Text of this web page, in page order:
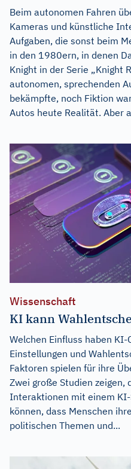
Beim autonomen Fahren
Kameras und künstliche
Aufgaben, die sonst beim
in den 1980ern, in denen
Knight in der Serie „Knight
autonomen, sprechenden
bekämpfte, noch Fiktion
Autos heute Realität. Aber
Wissenschaft
KI kann
Welchen Einfluss haben
Einstellungen und
Faktoren spielen für ihre
Zwei große Studien zeigen,
Interaktionen mit einem
können, dass Menschen
politischen Themen und...